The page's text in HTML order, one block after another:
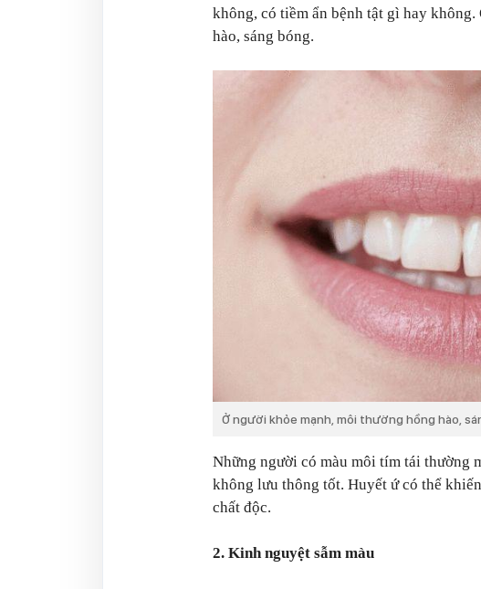
không, có tiềm ẩn bệnh tật gì hay
hào, sáng bóng.
Ở người khỏe mạnh, môi thường hồng hào,
Những người có màu môi tím tái thường
không lưu thông tốt. Huyết ứ có thể
chất độc.
2. Kinh nguyệt sẫm màu